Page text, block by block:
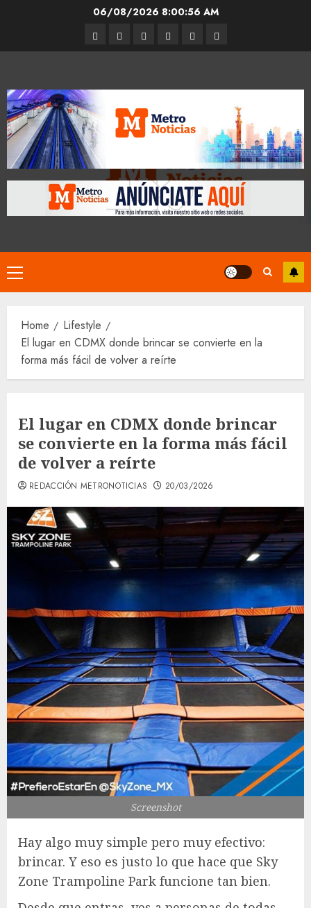
06/08/2026 8:00:57 AM
Entrevistas
Espectáculos
Movilidad
Metro
CDMX
CulturaOpinión
Primary
Menu
Home
Lifestyle
El lugar en CDMX donde brincar se convierte en la
forma más fácil de volver a reírte
El lugar en CDMX donde brincar
se convierte en la forma más fácil
de volver a reírte
REDACCIÓN METRONOTICIAS 20/03/2026
Screenshot
Hay algo muy simple pero muy efectivo:
brincar. Y eso es justo lo que hace que Sky
Zone Trampoline Park funcione tan bien.